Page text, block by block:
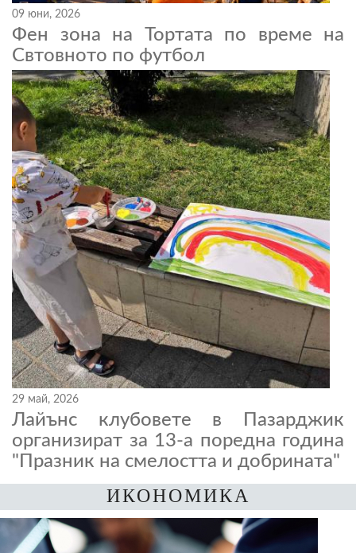
09 юни, 2026
Фен зона на Тортата по време на
Свтовното по футбол
29 май, 2026
Лайънс клубовете в Пазарджик
организират за 13-а поредна година
"Празник на смелостта и добрината"
ИКОНОМИКА